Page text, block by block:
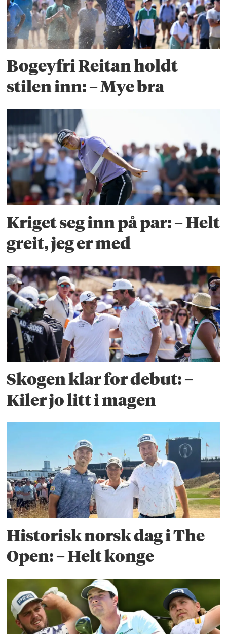
Bogeyfri Reitan holdt
stilen inn: – Mye bra
Kriget seg inn på par: – Helt
greit, jeg er med
Skogen klar for debut: –
Kiler jo litt i magen
Historisk norsk dag i The
Open: – Helt konge